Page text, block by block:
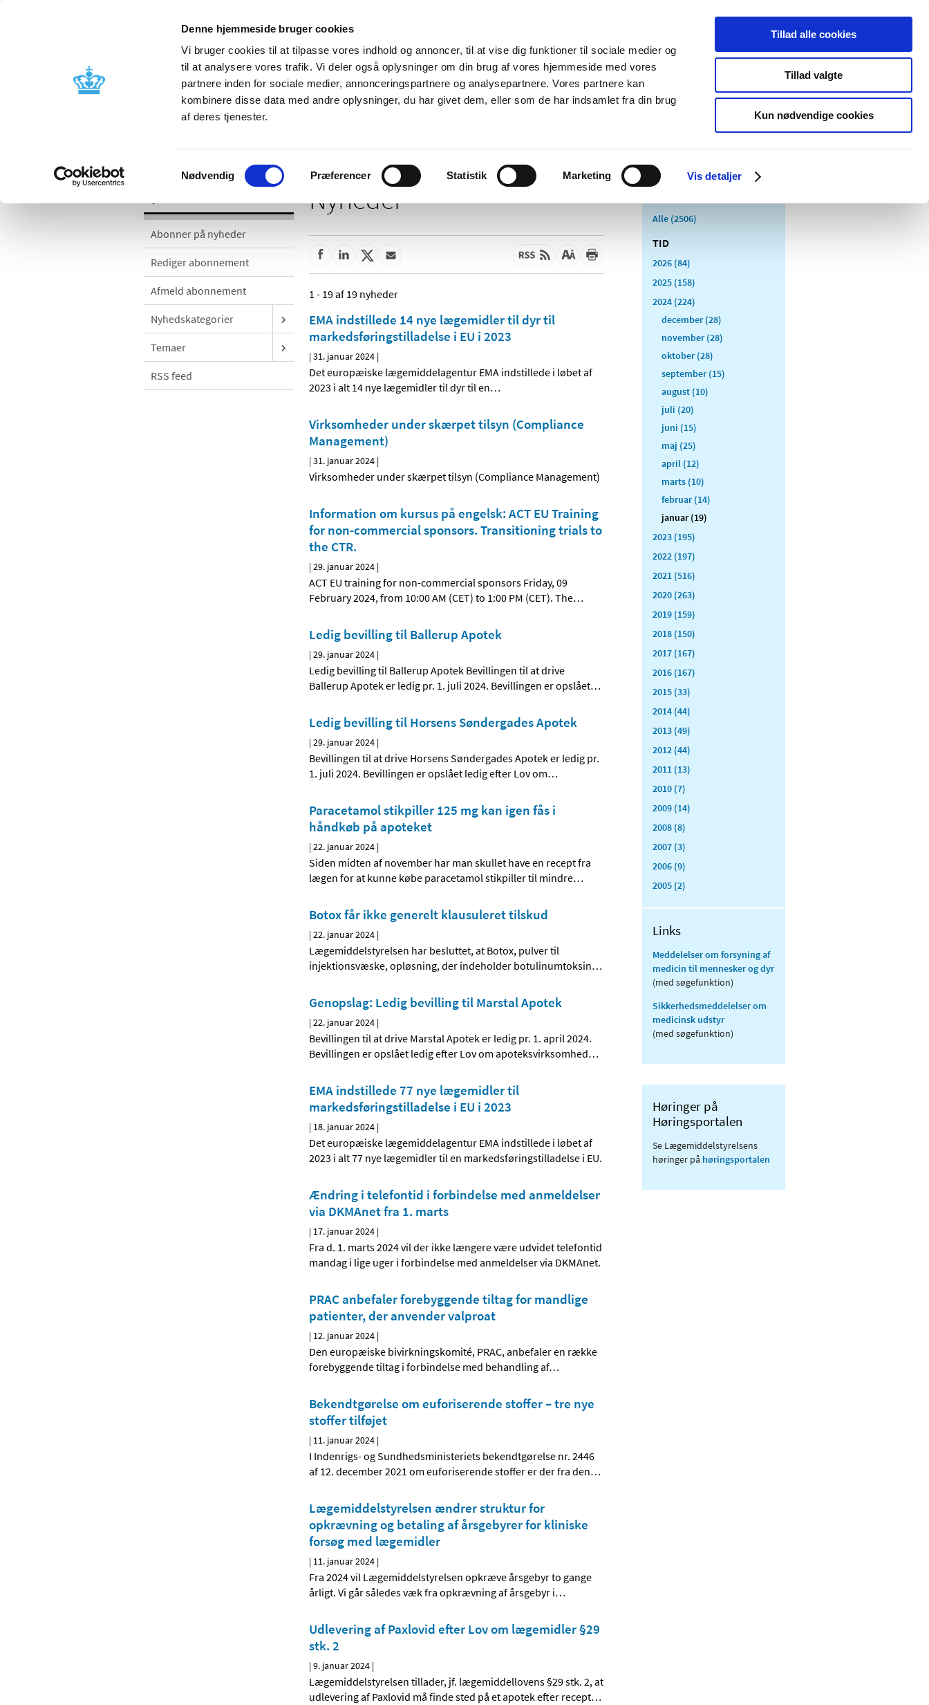
Denne hjemmeside bruger cookies
Vi bruger cookies til at tilpasse vores indhold og annoncer, til at vise dig funktioner til sociale medier og
til at analysere vores trafik. Vi deler også oplysninger om din brug af vores hjemmeside med vores
partnere inden for sociale medier, annonceringspartnere og analysepartnere. Vores partnere kan
kombinere disse data med andre oplysninger, du har givet dem, eller som de har indsamlet fra din brug
af deres tjenester.
Samtykkevalg
Nødvendig Præferencer Statistik Marketing Vis detaljer
Tillad alle cookies
Tillad valgte
Kun nødvendige cookies
Nyheder Om os Kontakt Udgivelser
Godkendelse og
Bivirkninger og
produktinformation
Tilskud og
Apoteker og salg af
Medicinsk
Særlige
produktområder
Abonner på nyheder
Rediger abonnement
Afmeld abonnement
Nyhedskategorier
Temaer
RSS feed
Nyheder
1 - 19 af 19 nyheder
EMA indstillede 14 nye lægemidler til dyr til
markedsføringstilladelse i EU i 2023
|31. januar 2024 |
Det europæiske lægemiddelagentur EMA indstillede i løbet af
2023 i alt 14 nye lægemidler til dyr til en…
Virksomheder under skærpet tilsyn (Compliance
Management)
|31. januar 2024 |
Virksomheder under skærpet tilsyn (Compliance Management)
Information om kursus på engelsk: ACT EU Training
for non-commercial sponsors. Transitioning trials to
the CTR.
|29. januar 2024 |
ACT EU training for non-commercial sponsors Friday, 09
February 2024, from 10:00 AM (CET) to 1:00 PM (CET). The…
Ledig bevilling til Ballerup Apotek
|29. januar 2024 |
Ledig bevilling til Ballerup Apotek Bevillingen til at drive
Ballerup Apotek er ledig pr. 1. juli 2024. Bevillingen er opslået…
Ledig bevilling til Horsens Søndergades Apotek
|29. januar 2024 |
Bevillingen til at drive Horsens Søndergades Apotek er ledig pr.
1. juli 2024. Bevillingen er opslået ledig efter Lov om…
Paracetamol stikpiller 125 mg kan igen fås i
håndkøb på apoteket
|22. januar 2024 |
Siden midten af november har man skullet have en recept fra
lægen for at kunne købe paracetamol stikpiller til mindre…
Botox får ikke generelt klausuleret tilskud
|22. januar 2024 |
Lægemiddelstyrelsen har besluttet, at Botox, pulver til
injektionsvæske, opløsning, der indeholder botulinumtoksin…
Genopslag: Ledig bevilling til Marstal Apotek
|22. januar 2024 |
Bevillingen til at drive Marstal Apotek er ledig pr. 1. april 2024.
Bevillingen er opslået ledig efter Lov om apoteksvirksomhed…
EMA indstillede 77 nye lægemidler til
markedsføringstilladelse i EU i 2023
| 18. januar 2024 |
Det europæiske lægemiddelagentur EMA indstillede i løbet af
2023 i alt 77 nye lægemidler til en markedsføringstilladelse i EU.
Ændring i telefontid i forbindelse med anmeldelser
via DKMAnet fra 1. marts
| 17. januar 2024 |
Fra d. 1. marts 2024 vil der ikke længere være udvidet telefontid
mandag i lige uger i forbindelse med anmeldelser via DKMAnet.
PRAC anbefaler forebyggende tiltag for mandlige
patienter, der anvender valproat
| 12. januar 2024 |
Den europæiske bivirkningskomité, PRAC, anbefaler en række
forebyggende tiltag i forbindelse med behandling af…
Bekendtgørelse om euforiserende stoffer – tre nye
stoffer tilføjet
| 11. januar 2024 |
I Indenrigs- og Sundhedsministeriets bekendtgørelse nr. 2446
af 12. december 2021 om euforiserende stoffer er der fra den…
Lægemiddelstyrelsen ændrer struktur for
opkrævning og betaling af årsgebyrer for kliniske
forsøg med lægemidler
| 11. januar 2024 |
Fra 2024 vil Lægemiddelstyrelsen opkræve årsgebyr to gange
årligt. Vi går således væk fra opkrævning af årsgebyr i…
Udlevering af Paxlovid efter Lov om lægemidler §29
stk. 2
|9. januar 2024 |
Lægemiddelstyrelsen tillader, jf. lægemiddellovens §29 stk. 2, at
udlevering af Paxlovid må finde sted på et apotek efter recept…
Alle (2506)
TID
2026 (84)
2025 (158)
2024 (224)
december (28)
november (28)
oktober (28)
september (15)
august (10)
juli (20)
juni (15)
maj (25)
april (12)
marts (10)
februar (14)
januar (19)
2023 (195)
2022 (197)
2021 (516)
2020 (263)
2019 (159)
2018 (150)
2017 (167)
2016 (167)
2015 (33)
2014 (44)
2013 (49)
2012 (44)
2011 (13)
2010 (7)
2009 (14)
2008 (8)
2007 (3)
2006 (9)
2005 (2)
Links
Meddelelser om forsyning af
medicin til mennesker og dyr
(med søgefunktion)
Sikkerhedsmeddelelser om
medicinsk udstyr
(med søgefunktion)
Høringer på
Høringsportalen
Se Lægemiddelstyrelsens
høringer på høringsportalen